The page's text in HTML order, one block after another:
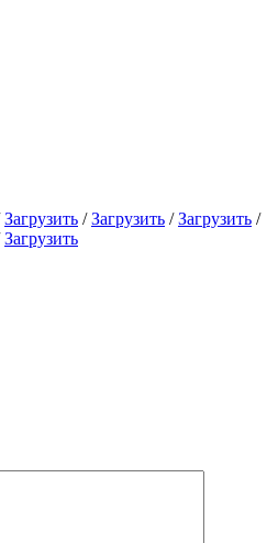
Загрузить /Загрузить /Загрузить /
Загрузить